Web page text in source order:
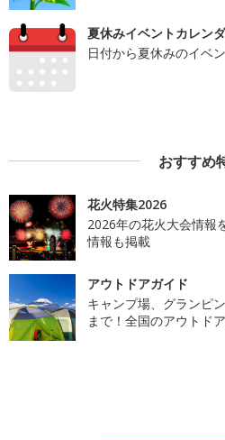
夏休みイベントカレン
日付から夏休みのイベ
おすすめ
花火特集2026
2026年の花火大会情報
情報も掲載
アウトドアガイド
キャンプ場、グランピ
まで！全国のアウトド